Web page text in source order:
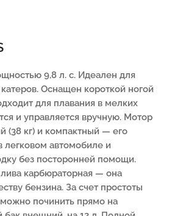
9,8 л. с. Идеален для
Оснащен короткой ногой
для плавания в мелких
и управляется вручную. Мотор
(38 кг) и компактный — его
легковом автомобиле и
без посторонней помощи.
карбюраторная — она
бензина. За счет простоты
починить прямо на